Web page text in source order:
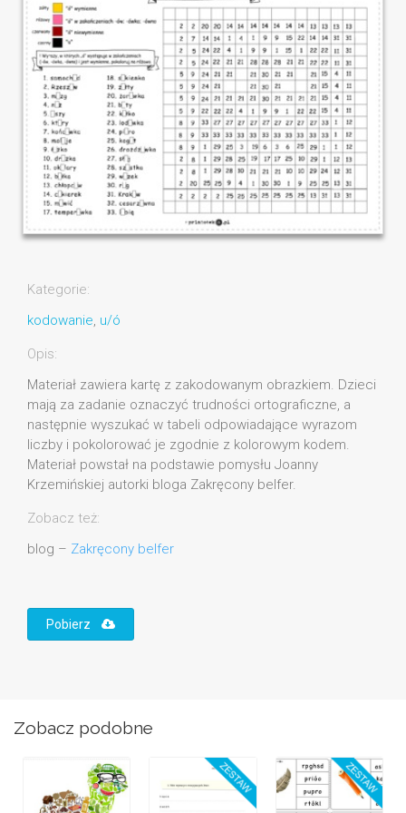
Kategorie:
kodowanie, u/ó
Opis:
Materiał zawiera kartę z zakodowanym obrazkiem. Dzieci
mają za zadanie oznaczyć trudności ortograficzne, a
następnie wyszukać w tabeli odpowiadające wyrazom
liczby i pokolorować je zgodnie z kolorowym kodem.
Materiał powstał na podstawie pomysłu Joanny
Krzemińskiej autorki bloga Zakręcony belfer.
Zobacz też:
blog – Zakręcony belfer
Pobierz
Zobacz podobne